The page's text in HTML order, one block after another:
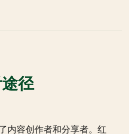
径
内容创作者和分享者。红